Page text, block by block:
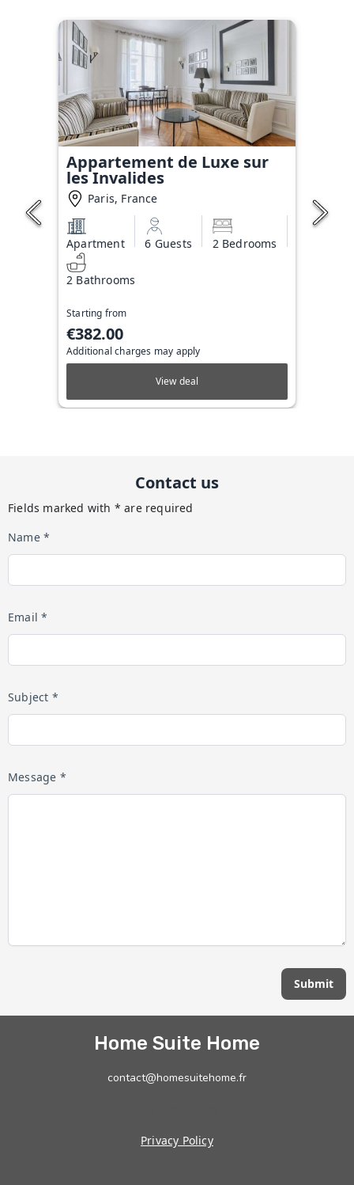
Appartement de Luxe sur
les Invalides
Paris, France
Apartment 6 Guests 2 Bedrooms
2 Bathrooms
Starting from
€382.00
Additional charges may apply
View deal
Contact us
Fields marked with * are required
Name *
Email *
Subject *
Message *
Submit
Home Suite Home
contact@homesuitehome.fr
Privacy Policy